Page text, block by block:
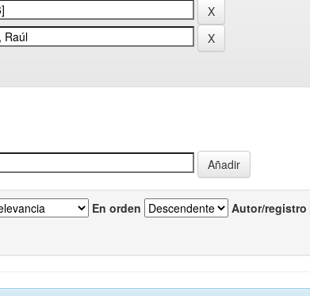
En orden Autor/registro